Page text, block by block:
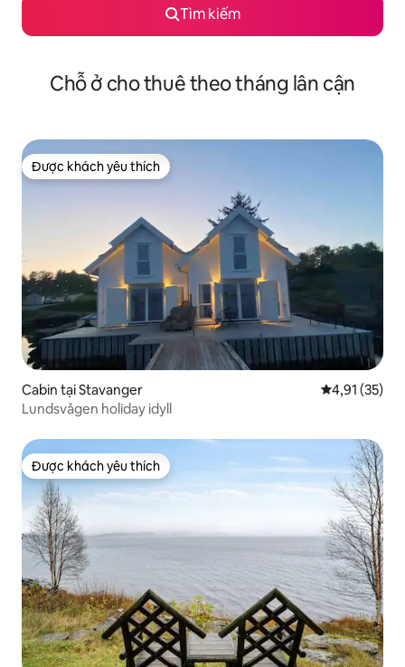
Tìm kiếm
Chỗ ở cho thuê theo tháng lân cận
Được khách yêu thích
Được khách yêu thích
Cabin tại Stavanger Xếp hạng
4,91 (35)
Lundsvågen holiday idyll
Được khách yêu thích
Được khách yêu thích